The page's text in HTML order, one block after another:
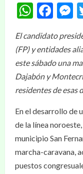
El candidato
(FP) y entidades
este sábado una
Dajabón y
residentes de esas
En el desarrollo de
de la línea
municipio San
marcha-caravana,
puestos